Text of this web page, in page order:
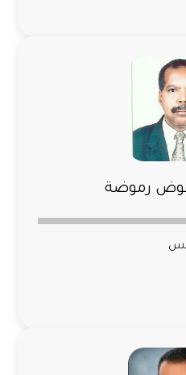
رموضة